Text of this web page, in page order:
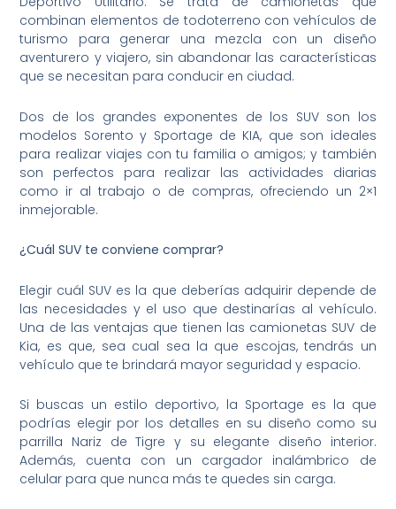
combinan elementos de todoterreno con vehículos de
turismo para generar una mezcla con un diseño
aventurero y viajero, sin abandonar las características
que se necesitan para conducir en ciudad.
Dos de los grandes exponentes de los SUV son los
modelos Sorento y Sportage de KIA, que son ideales
para realizar viajes con tu familia o amigos; y también
son perfectos para realizar las actividades diarias
como ir al trabajo o de compras, ofreciendo un 2×1
inmejorable.
¿Cuál SUV te conviene comprar?
Elegir cuál SUV es la que deberías adquirir depende de
las necesidades y el uso que destinarías al vehículo.
Una de las ventajas que tienen las camionetas SUV de
Kia, es que, sea cual sea la que escojas, tendrás un
vehículo que te brindará mayor seguridad y espacio.
Si buscas un estilo deportivo, la Sportage es la que
podrías elegir por los detalles en su diseño como su
parrilla Nariz de Tigre y su elegante diseño interior.
Además, cuenta con un cargador inalámbrico de
celular para que nunca más te quedes sin carga.